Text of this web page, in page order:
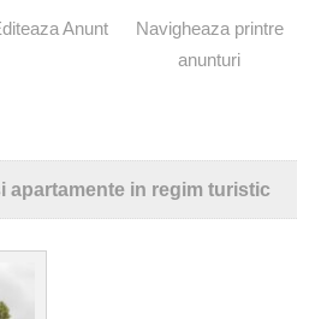
Anunt
Navigheaza printre
anunturi
apartamente in regim turistic